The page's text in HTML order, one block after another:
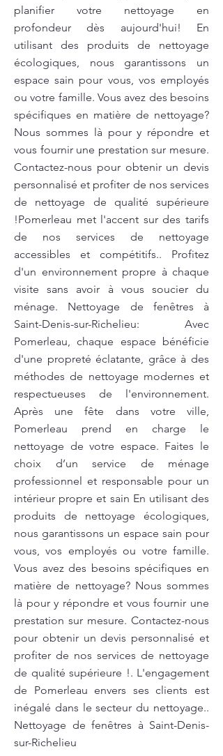
planifier votre nettoyage en
profondeur dès aujourd'hui! En
utilisant des produits de nettoyage
écologiques, nous garantissons un
espace sain pour vous, vos employés
ou votre famille. Vous avez des besoins
spécifiques en matière de nettoyage?
Nous sommes là pour y répondre et
vous fournir une prestation sur mesure.
Contactez-nous pour obtenir un devis
personnalisé et profiter de nos services
de nettoyage de qualité supérieure
!Pomerleau met l'accent sur des tarifs
de nos services de nettoyage
accessibles et compétitifs.. Profitez
d'un environnement propre à chaque
visite sans avoir à vous soucier du
ménage. Nettoyage de fenêtres à
Saint-Denis-sur-Richelieu: Avec
Pomerleau, chaque espace bénéficie
d'une propreté éclatante, grâce à des
méthodes de nettoyage modernes et
respectueuses de l'environnement.
Après une fête dans votre ville,
Pomerleau prend en charge le
nettoyage de votre espace. Faites le
choix d’un service de ménage
professionnel et responsable pour un
intérieur propre et sain En utilisant des
produits de nettoyage écologiques,
nous garantissons un espace sain pour
vous, vos employés ou votre famille.
Vous avez des besoins spécifiques en
matière de nettoyage? Nous sommes
là pour y répondre et vous fournir une
prestation sur mesure. Contactez-nous
pour obtenir un devis personnalisé et
profiter de nos services de nettoyage
de qualité supérieure !. L'engagement
de Pomerleau envers ses clients est
inégalé dans le secteur du nettoyage..
Nettoyage de fenêtres à Saint-Denis-
sur-Richelieu